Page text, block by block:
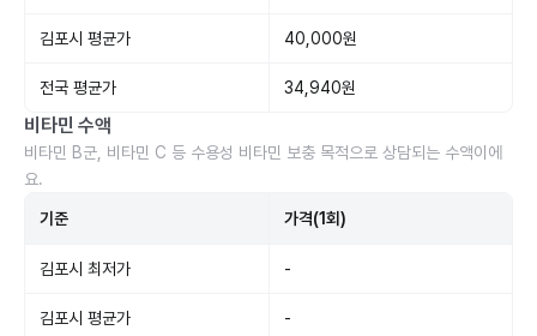
김포시 평균가 40,000원
전국 평균가 34,940원
비타민 수액
비타민 B군, 비타민 C 등 수용성 비타민 보충 목적으로 상담되는 수액이에
요.
기준 가격(1회)
김포시 최저가 -
김포시 평균가 -